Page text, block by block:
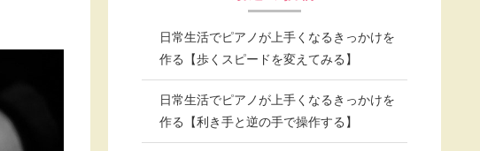
日常生活でピアノが上手くなるきっかけを
作る【歩くスピードを変えてみる】
日常生活でピアノが上手くなるきっかけを
作る【利き手と逆の手で操作する】